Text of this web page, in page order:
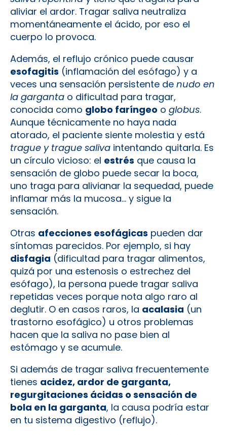
aliviar el ardor​. Tragar saliva neutraliza
momentáneamente el ácido, por eso el
cuerpo lo provoca.
Además, el reflujo crónico puede causar
esofagitis (inflamación del esófago) y a
veces una sensación persistente de nudo en
la garganta o dificultad para tragar,
conocida como globo faríngeo o globus​.
Aunque técnicamente no haya nada
atorado, el paciente siente molestia y está
trague y trague saliva intentando quitarla. Es
un círculo vicioso: el estrés que causa la
sensación de globo puede secar la boca,
uno traga para alivianar la sequedad, puede
inflamar más la mucosa… y sigue la
sensación​.
Otras afecciones esofágicas pueden dar
síntomas parecidos. Por ejemplo, si hay
disfagia (dificultad para tragar alimentos,
quizá por una estenosis o estrechez del
esófago), la persona puede tragar saliva
repetidas veces porque nota algo raro al
deglutir. O en casos raros, la acalasia (un
trastorno esofágico) u otros problemas
hacen que la saliva no pase bien al
estómago y se acumule.
Si además de tragar saliva frecuentemente
tienes acidez, ardor de garganta,
regurgitaciones ácidas o sensación de
bola en la garganta, la causa podría estar
en tu sistema digestivo (reflujo).